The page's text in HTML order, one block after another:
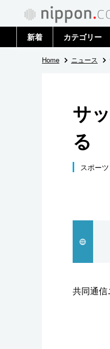
新着 カテゴリー
政治・外交
国際
社会
文化
スポーツ・
Home ニュース
サ
る
スポーツ
共同通信